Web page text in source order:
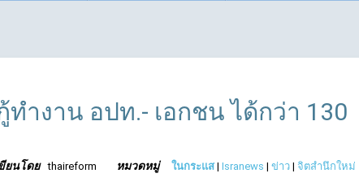
ทำงาน อปท.- เอกชน ได้กว่า 130
ยนโดย thaireform หมวดหมู่ ในกระแส| Isranews | ข่าว| จิตสำนึกใหม่